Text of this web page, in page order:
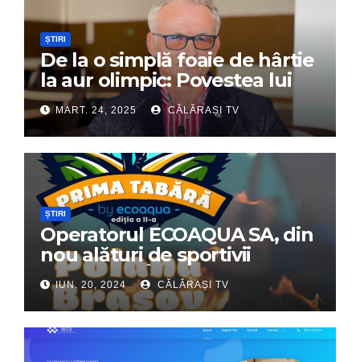
ȘTIRI
De la o simplă foaie de hârtie
la aur olimpic: Povestea lui
Dumitru Chirilă
MART. 24, 2025 CĂLĂRAȘI TV
ȘTIRI
Operatorul ECOAQUA SA, din
nou alături de sportivii
călărășeni. Începe „Prima
Tabără”!
IUN. 20, 2024 CĂLĂRAȘI TV